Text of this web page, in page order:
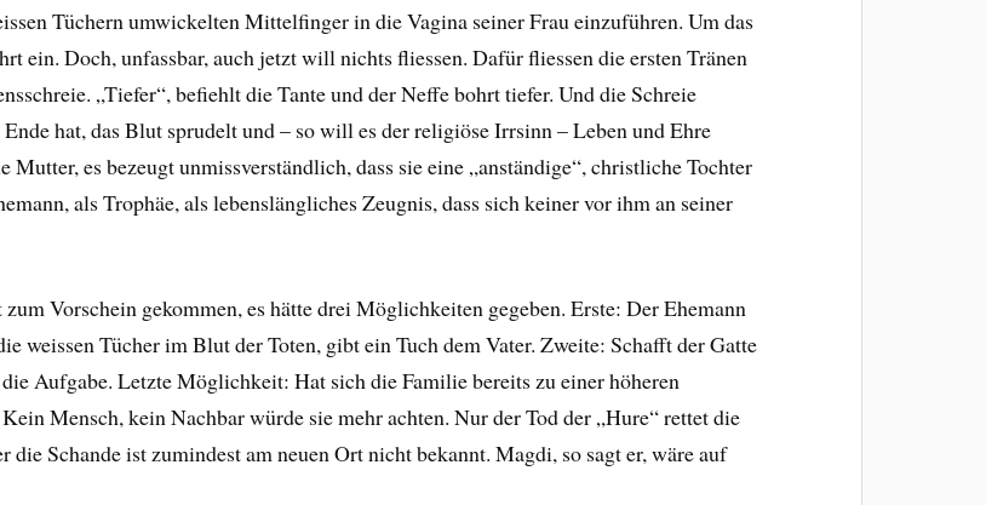
Tüchern umwickelten Mittelfinger in die Vagina seiner Frau einzuführen. Um das
ein. Doch, unfassbar, auch jetzt will nichts fliessen. Dafür fliessen die ersten Tränen
„Tiefer“, befiehlt die Tante und der Neffe bohrt tiefer. Und die Schreie
hat, das Blut sprudelt und – so will es der religiöse Irrsinn – Leben und Ehre
es bezeugt unmissverständlich, dass sie eine „anständige“, christliche Tochter
als Trophäe, als lebenslängliches Zeugnis, dass sich keiner vor ihm an seiner
Vorschein gekommen, es hätte drei Möglichkeiten gegeben. Erste: Der Ehemann
weissen Tücher im Blut der Toten, gibt ein Tuch dem Vater. Zweite: Schafft der Gatte
Aufgabe. Letzte Möglichkeit: Hat sich die Familie bereits zu einer höheren
Mensch, kein Nachbar würde sie mehr achten. Nur der Tod der „Hure“ rettet die
die Schande ist zumindest am neuen Ort nicht bekannt. Magdi, so sagt er, wäre auf